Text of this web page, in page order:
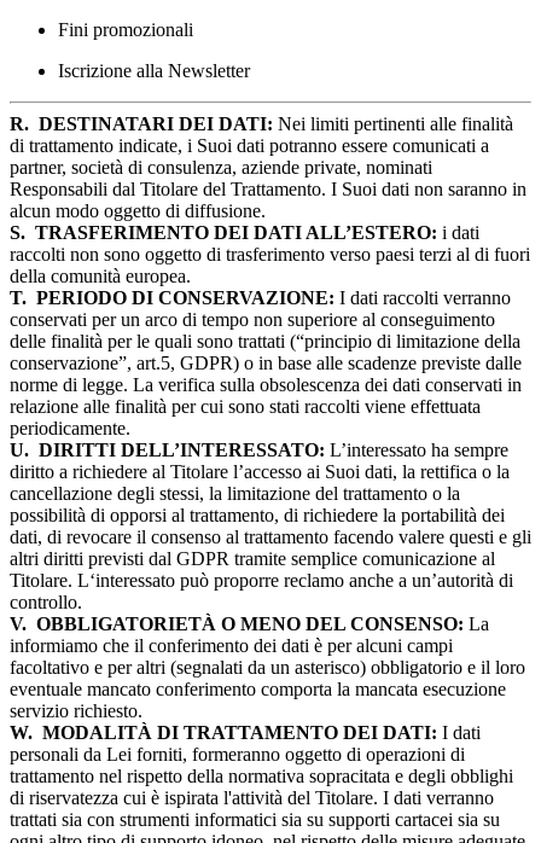
Fini promozionali
Iscrizione alla Newsletter
R. DESTINATARI DEI DATI: Nei limiti pertinenti alle finalità
di trattamento indicate, i Suoi dati potranno essere comunicati a
partner, società di consulenza, aziende private, nominati
Responsabili dal Titolare del Trattamento. I Suoi dati non saranno in
alcun modo oggetto di diffusione.
S. TRASFERIMENTO DEI DATI ALL’ESTERO: i dati
raccolti non sono oggetto di trasferimento verso paesi terzi al di fuori
della comunità europea.
T. PERIODO DI CONSERVAZIONE: I dati raccolti verranno
conservati per un arco di tempo non superiore al conseguimento
delle finalità per le quali sono trattati (“principio di limitazione della
conservazione”, art.5, GDPR) o in base alle scadenze previste dalle
norme di legge. La verifica sulla obsolescenza dei dati conservati in
relazione alle finalità per cui sono stati raccolti viene effettuata
periodicamente.
U. DIRITTI DELL’INTERESSATO: L’interessato ha sempre
diritto a richiedere al Titolare l’accesso ai Suoi dati, la rettifica o la
cancellazione degli stessi, la limitazione del trattamento o la
possibilità di opporsi al trattamento, di richiedere la portabilità dei
dati, di revocare il consenso al trattamento facendo valere questi e gli
altri diritti previsti dal GDPR tramite semplice comunicazione al
Titolare. L‘interessato può proporre reclamo anche a un’autorità di
controllo.
V. OBBLIGATORIETÀ O MENO DEL CONSENSO: La
informiamo che il conferimento dei dati è per alcuni campi
facoltativo e per altri (segnalati da un asterisco) obbligatorio e il loro
eventuale mancato conferimento comporta la mancata esecuzione
servizio richiesto.
W. MODALITÀ DI TRATTAMENTO DEI DATI: I dati
personali da Lei forniti, formeranno oggetto di operazioni di
trattamento nel rispetto della normativa sopracitata e degli obblighi
di riservatezza cui è ispirata l'attività del Titolare. I dati verranno
trattati sia con strumenti informatici sia su supporti cartacei sia su